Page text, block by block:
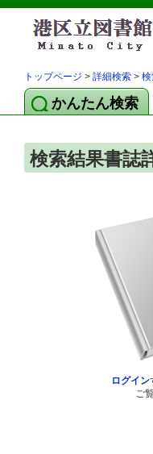
トップページ > 詳細検索 >
かんたん検索
検索結果書誌
ログイン
ご